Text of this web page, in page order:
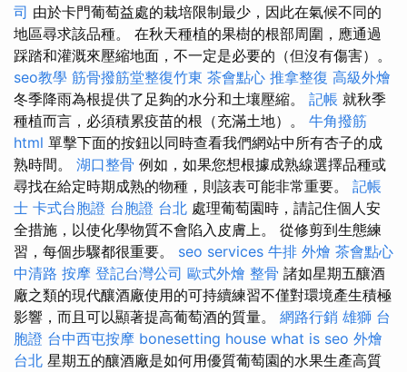
司 由於卡門葡萄益處的栽培限制最少，因此在氣候不同的
地區尋求該品種。 在秋天種植的果樹的根部周圍，應通過
踩踏和灌溉來壓縮地面，不一定是必要的（但沒有傷害）。
seo教學 筋骨撥筋堂整復竹東 茶會點心 推拿整復 高級外燴
冬季降雨為根提供了足夠的水分和土壤壓縮。 記帳 就秋季
種植而言，必須積累疫苗的根（充滿土地）。 牛角撥筋
html 單擊下面的按鈕以同時查看我們網站中所有杏子的成
熟時間。 湖口整骨 例如，如果您想根據成熟線選擇品種或
尋找在給定時期成熟的物種，則該表可能非常重要。 記帳
士 卡式台胞證 台胞證 台北 處理葡萄園時，請記住個人安
全措施，以使化學物質不會陷入皮膚上。 從修剪到生態練
習，每個步驟都很重要。 seo services 牛排 外燴 茶會點心
中清路 按摩 登記台灣公司 歐式外燴 整骨 諸如星期五釀酒
廠之類的現代釀酒廠使用的可持續練習不僅對環境產生積極
影響，而且可以顯著提高葡萄酒的質量。 網路行銷 雄獅 台
胞證 台中西屯按摩 bonesetting house what is seo 外燴
台北 星期五的釀酒廠是如何用優質葡萄園的水果生產高質